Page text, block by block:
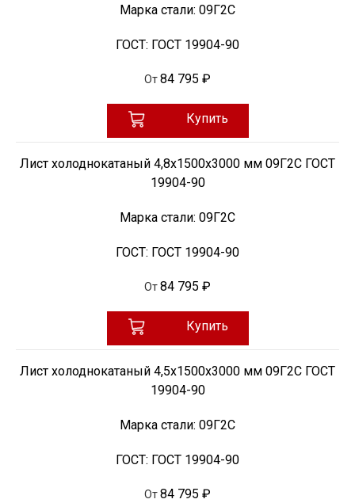
Марка стали: 09Г2С
ГОСТ: ГОСТ 19904-90
От84 795 ₽
Купить
Лист холоднокатаный 4,8х1500х3000 мм 09Г2С ГОСТ
19904-90
Марка стали: 09Г2С
ГОСТ: ГОСТ 19904-90
От84 795 ₽
Купить
Лист холоднокатаный 4,5х1500х3000 мм 09Г2С ГОСТ
19904-90
Марка стали: 09Г2С
ГОСТ: ГОСТ 19904-90
От84 795 ₽